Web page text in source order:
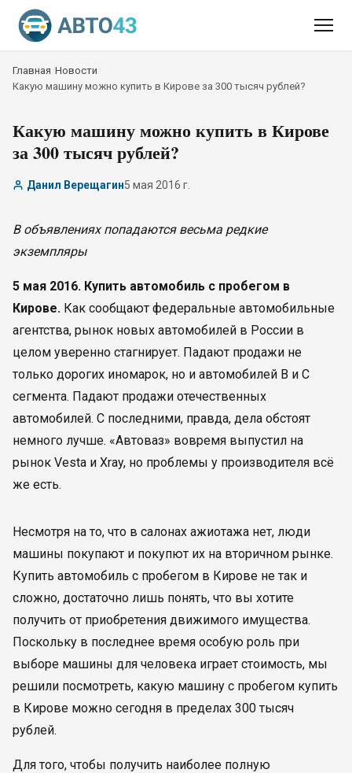
Главная Новости
Какую машину можно купить в Кирове за 300 тысяч рублей?
Какую машину можно купить в Кирове
за 300 тысяч рублей?
Данил Верещагин5 мая 2016 г.
В объявлениях попадаются весьма редкие
экземпляры
5 мая 2016. Купить автомобиль с пробегом в
Кирове. Как сообщают федеральные автомобильные
агентства, рынок новых автомобилей в России в
целом уверенно стагнирует. Падают продажи не
только дорогих иномарок, но и автомобилей B и C
сегмента. Падают продажи отечественных
автомобилей. С последними, правда, дела обстоят
немного лучше. «Автоваз» вовремя выпустил на
рынок Vesta и Xray, но проблемы у производителя всё
же есть.
Несмотря на то, что в салонах ажиотажа нет, люди
машины покупают и покупют их на вторичном рынке.
Купить автомобиль с пробегом в Кирове не так и
сложно, достаточно лишь понять, что вы хотите
получить от приобретения движимого имущества.
Поскольку в последнее время особую роль при
выборе машины для человека играет стоимость, мы
решили посмотреть, какую машину с пробегом купить
в Кирове можно сегодня в пределах 300 тысяч
рублей.
Для того, чтобы получить наиболее полную